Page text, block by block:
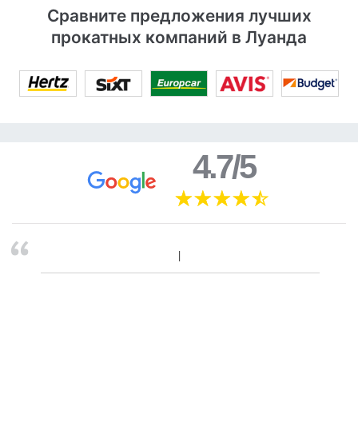
Сравните предложения лучших
прокатных компаний в Луанда
4.7/5